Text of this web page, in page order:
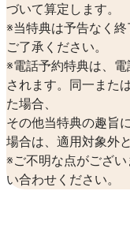
づいて算定します。
※当特典は予告なく
ご了承ください。
※電話予約特典は、
されます。同一また
た場合、
その他当特典の趣旨
場合は、適用対象外
※ご不明な点がござ
い合わせください。